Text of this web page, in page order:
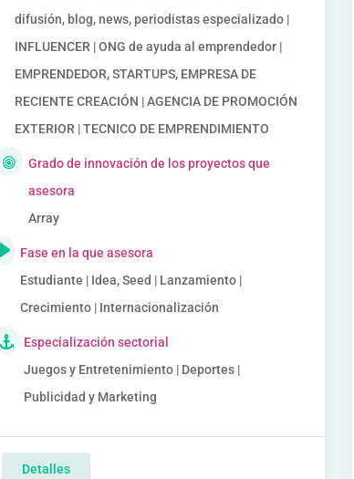
difusión, blog, news, periodistas especializado |
INFLUENCER | ONG de ayuda al emprendedor |
EMPRENDEDOR, STARTUPS, EMPRESA DE
RECIENTE CREACIÓN | AGENCIA DE PROMOCIÓN
EXTERIOR | TECNICO DE EMPRENDIMIENTO
Grado de innovación de los proyectos que
asesora
Array
Fase en la que asesora
Estudiante | Idea, Seed | Lanzamiento |
Crecimiento | Internacionalización
Especialización sectorial
Juegos y Entretenimiento | Deportes |
Publicidad y Marketing
Detalles